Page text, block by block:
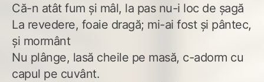
Că-n atât fum și mâl, la pas nu-i loc de șagă
La revedere, foaie dragă; mi-ai fost și pântec,
și mormânt
Nu plânge, lasă cheile pe masă, c-adorm cu
capul pe cuvânt.